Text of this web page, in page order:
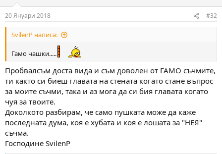
s
:
20 Януари 2018 #32
SvilenP написа:
Гамо чашки.....
Пробвалсъм доста вида и съм доволен от ГАМО съчмите,
ти както си биеш главата на стената когато стане въпрос
за моите съчми, така и аз мога да си бия главата когато
чуя за твоите.
Доколкото разбирам, че само пушката може да каже
последната дума, коя е хубата и коя е лошата за "НЕЯ"
съчма.
Господине SvilenP